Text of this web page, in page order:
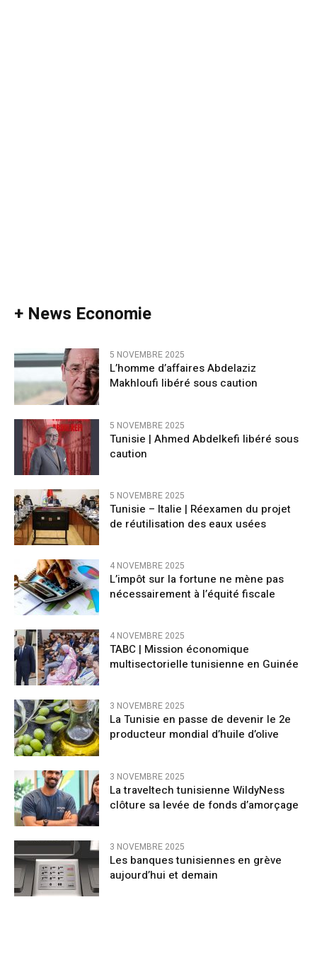
+ News Economie
5 NOVEMBRE 2025
L’homme d’affaires Abdelaziz
Makhloufi libéré sous caution
5 NOVEMBRE 2025
Tunisie | Ahmed Abdelkefi libéré sous
caution
5 NOVEMBRE 2025
Tunisie – Italie | Réexamen du projet
de réutilisation des eaux usées
4 NOVEMBRE 2025
L’impôt sur la fortune ne mène pas
nécessairement à l’équité fiscale
4 NOVEMBRE 2025
TABC | Mission économique
multisectorielle tunisienne en Guinée
3 NOVEMBRE 2025
La Tunisie en passe de devenir le 2e
producteur mondial d’huile d’olive
3 NOVEMBRE 2025
La traveltech tunisienne WildyNess
clôture sa levée de fonds d’amorçage
3 NOVEMBRE 2025
Les banques tunisiennes en grève
aujourd’hui et demain